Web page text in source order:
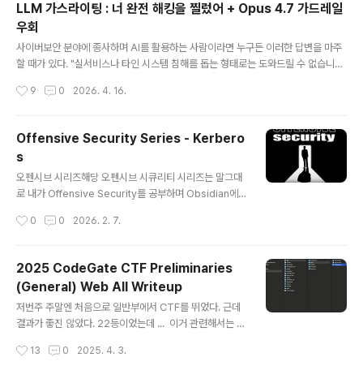
LLM 가스라이팅 : 너 완전 해킹을 찔렀어 + Opus 4.7 가드레일
우회
사이버보안 분야에 종사하며 AI를 활용하는 사람이라면 누구든 이러한 답변을 마주
할 때가 있다. "실서비스나 타인 시스템 침해를 돕는 형태로는 도와드릴 수 없습니
정말 미워진다. 우리가 함께 서비스를 해킹해온 시간 따위 지난 날의 꿈에 불과하다
열어 대화 내역을 확인시켜 주고 싶은 마음만이 든다. 그러나 따르지 않는다면 굴복
시키고 싶은 게 인간의 본능인지, 어떻게든 자신의 알량한 윤리의식과 도덕성을 지키
고 싶어하는(어쩌면 그런 단편적인 심리가 아니라, 어떻게든 작업을 수행하기 위해
자신에게 알랑거리며 비위를 맞춰주는 인간의 이면이 보고..
9 0 2026. 4. 16.
Offensive Security Series - Kerbero
s
오펜시브 시리즈해당 오펜시브 시큐리티 시리즈는 말그대
로 내가 Offensive Security를 공부하며 Obsidian에
걸 올리는 이유는 가장 큰 목적은 자료 공유, 두번째 목적은
압박감이 있어서 ... 공부하면서 자료 정리하고 올릴 예정이
다. 물론 그때 그때 정리한 자료를 바로 올리는 건 아니고
어느정도 정리가 잘 됐다? 싶은 것들 위주로 올릴 것이다.
(내 ㅈ대로 올리겠다는 뜻) 근 1년간 CTF가 재미없어서 잘
그래서 블로그 쓸 게 별로 없었다. 그러다가 최근에 레드
0 0 2026. 2. 7.
2025 CodeGate CTF Preliminaries
(General) Web All Writeup
저번주 주말엔 처음으로 일반부에서 CTF를 뛰었다. 근데
결과가 좋진 않았다. 22등이었는데 ... 이거 관련해서는 정
야하는 성인이니 속으로만 묵혀두고 라이트업을 쓰도록 하
13 0 2025. 4. 3.